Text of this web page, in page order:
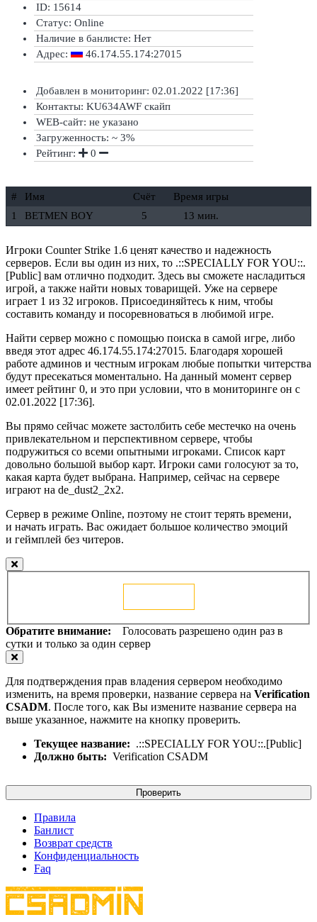
ID: 15614
Статус: Online
Наличие в банлисте: Нет
Адрес:
46.174.55.174:27015
Добавлен в мониторинг: 02.01.2022 [17:36]
Контакты: KU634AWF скайп
WEB-сайт: не указано
Загруженность: ~ 3%
Рейтинг:
0
# Имя Счёт
Время игры
1
BETMEN BOY 5 13 мин.
Игроки Counter Strike 1.6 ценят качество и надежность
серверов. Если вы один из них, то .::SPECIALLY FOR YOU::.
[Public] вам отлично подходит. Здесь вы сможете насладиться
игрой, а также найти новых товарищей. Уже на сервере
играет 1 из 32 игроков. Присоединяйтесь к ним, чтобы
составить команду и посоревноваться в любимой игре.
Найти сервер можно с помощью поиска в самой игре, либо
введя этот адрес 46.174.55.174:27015. Благодаря хорошей
работе админов и честным игрокам любые попытки читерства
будут пресекаться моментально. На данный момент сервер
имеет рейтинг 0, и это при условии, что в мониторинге он с
02.01.2022 [17:36].
Вы прямо сейчас можете застолбить себе местечко на очень
привлекательном и перспективном сервере, чтобы
подружиться со всеми опытными игроками. Список карт
довольно большой выбор карт. Игроки сами голосуют за то,
какая карта будет выбрана. Например, сейчас на сервере
играют на de_dust2_2x2.
Сервер в режиме Online, поэтому не стоит терять времени,
и начать играть. Вас ожидает большое количество эмоций
и геймплей без читеров.
Обратите внимание: Голосовать разрешено один раз в
сутки и только за один сервер
Для подтверждения прав владения сервером необходимо
изменить, на время проверки, название сервера на Verification
CSADM. После того, как Вы измените название сервера на
выше указанное, нажмите на кнопку проверить.
Текущее название: .::SPECIALLY FOR YOU::.[Public]
Должно быть: Verification CSADM
Проверить
Правила
Банлист
Возврат средств
Конфиденциальность
Faq